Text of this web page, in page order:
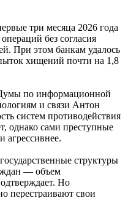
три месяца 2026 года
без согласия
При этом банкам удалось
хищений почти на 1,8
по информационной
и связи Антон
систем противодействия
однако сами преступные
агрессивнее.
структуры
— объем
Но
перестраивают свои